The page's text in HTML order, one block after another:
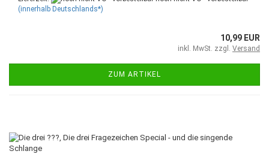
(innerhalb Deutschlands*)
10,99 EUR
inkl. MwSt. zzgl. Versand
ZUM ARTIKEL